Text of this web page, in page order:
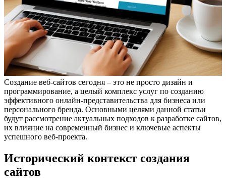
Создание веб-сайтов сегодня – это не просто дизайн и
программирование, а целый комплекс услуг по созданию
эффективного онлайн-представительства для бизнеса или
персонального бренда. Основными целями данной статьи
будут рассмотрение актуальных подходов к разработке сайтов,
их влияние на современный бизнес и ключевые аспекты
успешного веб-проекта.
Исторический контекст создания
сайтов